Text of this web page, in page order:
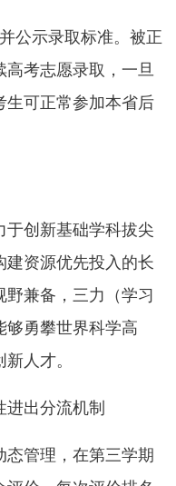
公示录取标准。被正
高考志愿录取，一旦
生可正常参加本省后
于创新基础学科拔尖
建资源优先投入的长
兼备，三力（学习
够勇攀世界科学高
人才。
进出分流机制
管理，在第三学期